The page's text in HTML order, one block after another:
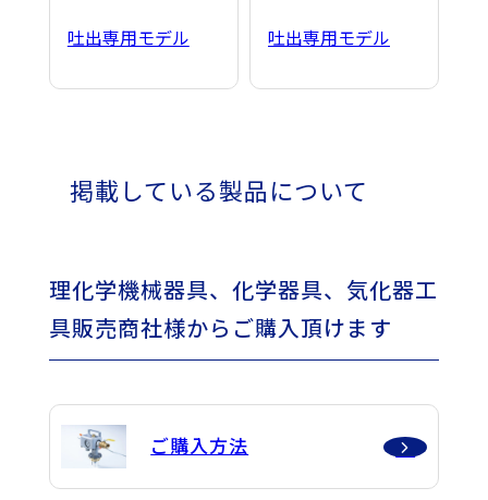
吐出専用モデル 吐出専用モデル
掲載している製品について
理化学機械器具、化学器具、気化器工
具販売商社様からご購入頂けます
ご購入方法